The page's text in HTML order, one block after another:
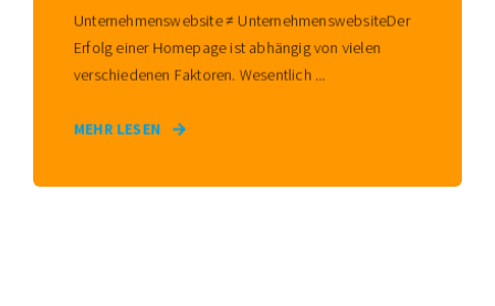
Unternehmenswebsite ≠ UnternehmenswebsiteDer
Erfolg einer Homepage ist abhängig von vielen
verschiedenen Faktoren. Wesentlich ...
MEHR LESEN